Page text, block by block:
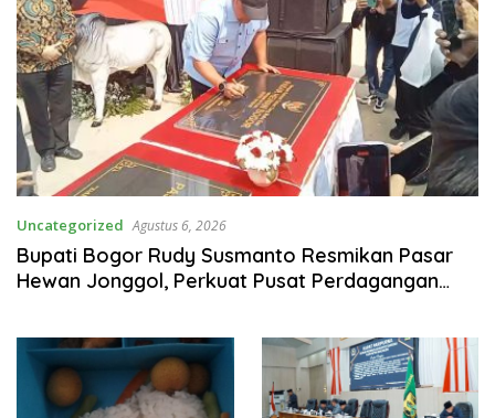
Uncategorized Agustus 6, 2026
Bupati Bogor Rudy Susmanto Resmikan Pasar
Hewan Jonggol, Perkuat Pusat Perdagangan